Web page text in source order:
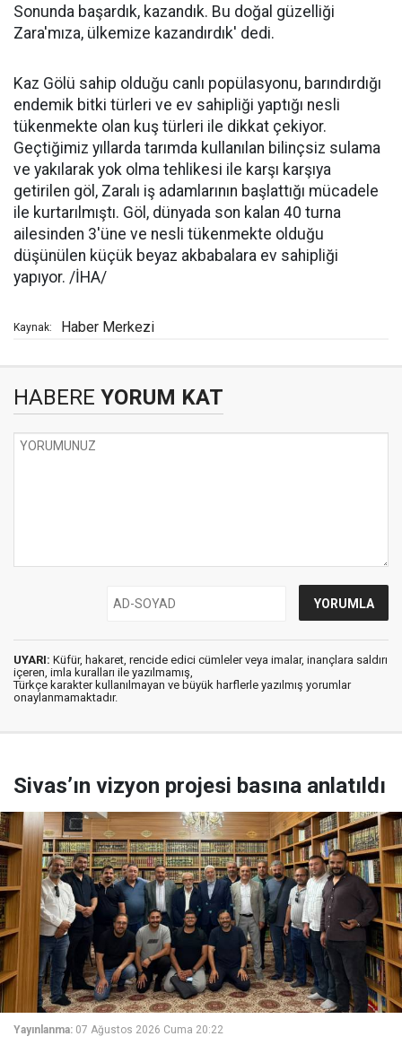
Sonunda başardık, kazandık. Bu doğal güzelliği
Zara'mıza, ülkemize kazandırdık' dedi.
Kaz Gölü sahip olduğu canlı popülasyonu, barındırdığı
endemik bitki türleri ve ev sahipliği yaptığı nesli
tükenmekte olan kuş türleri ile dikkat çekiyor.
Geçtiğimiz yıllarda tarımda kullanılan bilinçsiz sulama
ve yakılarak yok olma tehlikesi ile karşı karşıya
getirilen göl, Zaralı iş adamlarının başlattığı mücadele
ile kurtarılmıştı. Göl, dünyada son kalan 40 turna
ailesinden 3'üne ve nesli tükenmekte olduğu
düşünülen küçük beyaz akbabalara ev sahipliği
yapıyor. /İHA/
Kaynak: Haber Merkezi
HABERE YORUM KAT
UYARI: Küfür, hakaret, rencide edici cümleler veya imalar, inançlara saldırı
içeren, imla kuralları ile yazılmamış,
Türkçe karakter kullanılmayan ve büyük harflerle yazılmış yorumlar
onaylanmamaktadır.
Sivas’ın vizyon projesi basına anlatıldı
Yayınlanma: 07 Ağustos 2026 Cuma 20:22